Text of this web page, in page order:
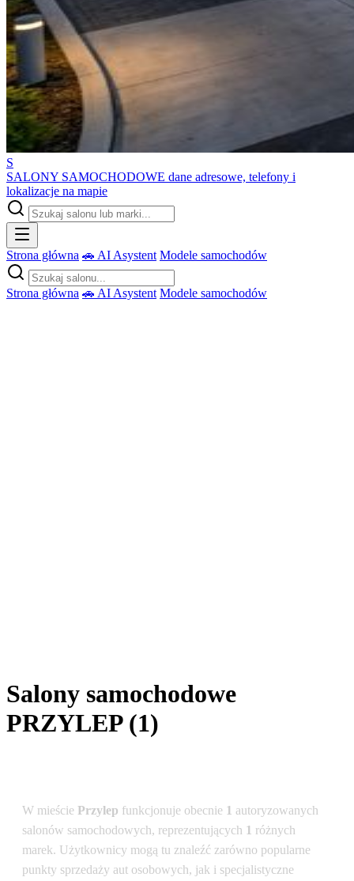
S
SALONY SAMOCHODOWE dane adresowe, telefony i
lokalizacje na mapie
Strona główna 🚗 AI Asystent Modele samochodów
Strona główna 🚗 AI Asystent Modele samochodów
Salony samochodowe
PRZYLEP (1)
W mieście Przylep funkcjonuje obecnie 1 autoryzowanych
salonów samochodowych, reprezentujących 1 różnych
marek. Użytkownicy mogą tu znaleźć zarówno popularne
punkty sprzedaży aut osobowych, jak i specjalistyczne